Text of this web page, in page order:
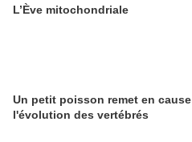
L’Ève mitochondriale
Un petit poisson remet en cause
l'évolution des vertébrés